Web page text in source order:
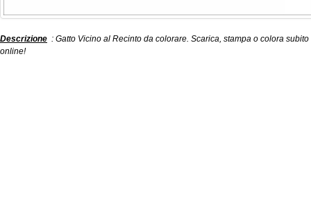
Descrizione : Gatto Vicino al Recinto da colorare. Scarica, stampa o colora subito
online!